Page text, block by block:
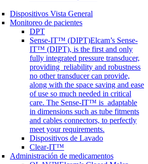
Dispositivos Vista General
Monitoreo de pacientes
DPT
Sense-IT™ (DIPT)Elcam’s Sense-
IT™ (DIPT), is the first and only
fully integrated pressure transducer,
providing reliability and robustness
no other transducer can provide,
along with the space saving and ease
of use so much needed in critical
care. The Sense-IT™ is adaptable
in dimensions such as tube fitments
and cables connectors, to perfectly
meet your requirements.
Dispositivos de Lavado
Clear-IT™
Administración de medicamentos